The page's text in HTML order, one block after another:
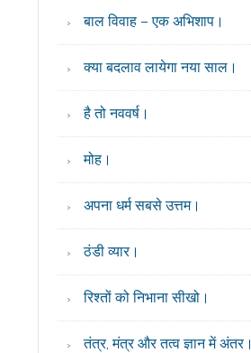
बाल विवाह – एक अभिशाप।
क्या बदलाव लायेगा नया साल।
है तो नववर्ष।
मोह।
अपना धर्म सबसे उत्तम।
ठंडी व्यार।
रिश्तों को निभाना सीखो।
तंत्र, मंत्र और तत्व ज्ञान में अंतर।